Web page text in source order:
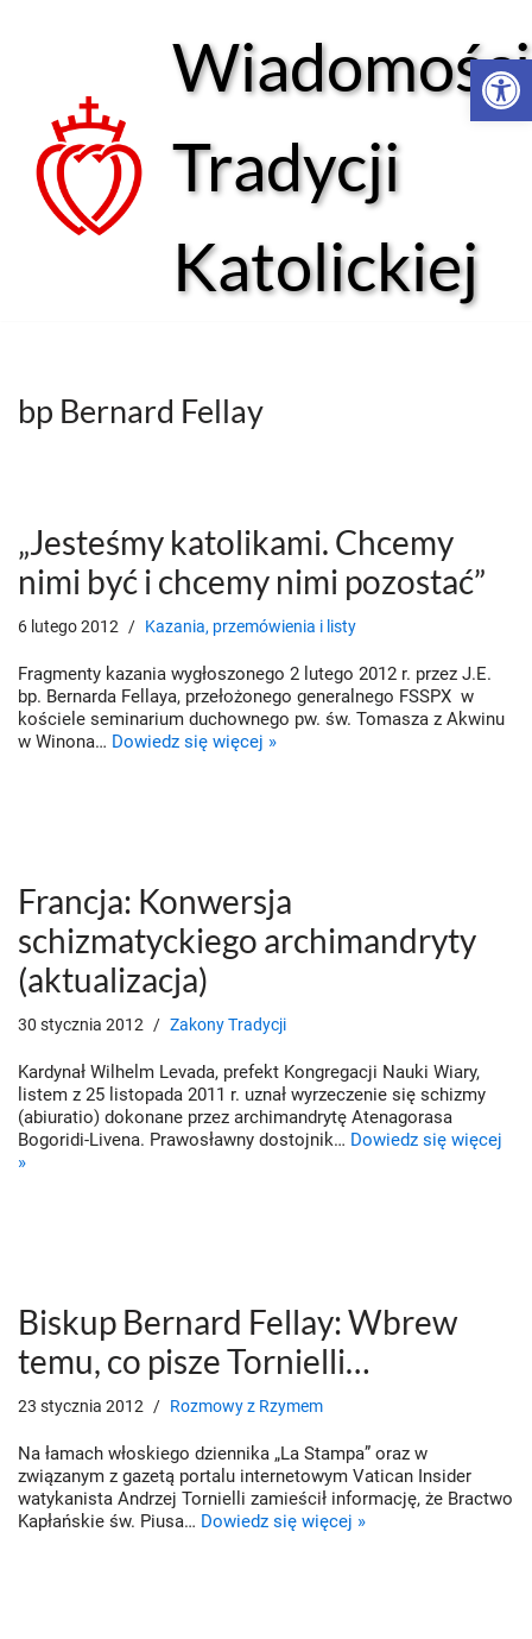
treści
Wiadomości
Tradycji
Katolickiej
bp Bernard Fellay
„Jesteśmy katolikami. Chcemy
nimi być i chcemy nimi pozostać”
6 lutego 2012 Kazania, przemówienia i listy
Fragmenty kazania wygłoszonego 2 lutego 2012 r. przez J.E.
bp. Bernarda Fellaya, przełożonego generalnego FSSPX w
kościele seminarium duchownego pw. św. Tomasza z Akwinu
w Winona… Dowiedz się więcej »
Francja: Konwersja
schizmatyckiego archimandryty
(aktualizacja)
30 stycznia 2012 Zakony Tradycji
Kardynał Wilhelm Levada, prefekt Kongregacji Nauki Wiary,
listem z 25 listopada 2011 r. uznał wyrzeczenie się schizmy
(abiuratio) dokonane przez archimandrytę Atenagorasa
Bogoridi-Livena. Prawosławny dostojnik… Dowiedz się więcej
»
Biskup Bernard Fellay: Wbrew
temu, co pisze Tornielli…
23 stycznia 2012 Rozmowy z Rzymem
Na łamach włoskiego dziennika „La Stampa” oraz w
związanym z gazetą portalu internetowym Vatican Insider
watykanista Andrzej Tornielli zamieścił informację, że Bractwo
Kapłańskie św. Piusa… Dowiedz się więcej »